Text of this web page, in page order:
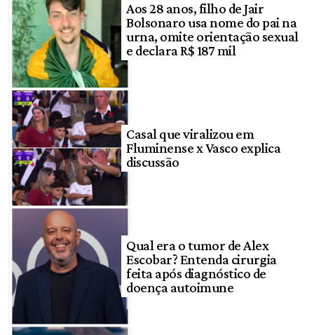
Aos 28 anos, filho de Jair
Bolsonaro usa nome do pai na
urna, omite orientação sexual
e declara R$ 187 mil
Casal que viralizou em
Fluminense x Vasco explica
discussão
Qual era o tumor de Alex
Escobar? Entenda cirurgia
feita após diagnóstico de
doença autoimune